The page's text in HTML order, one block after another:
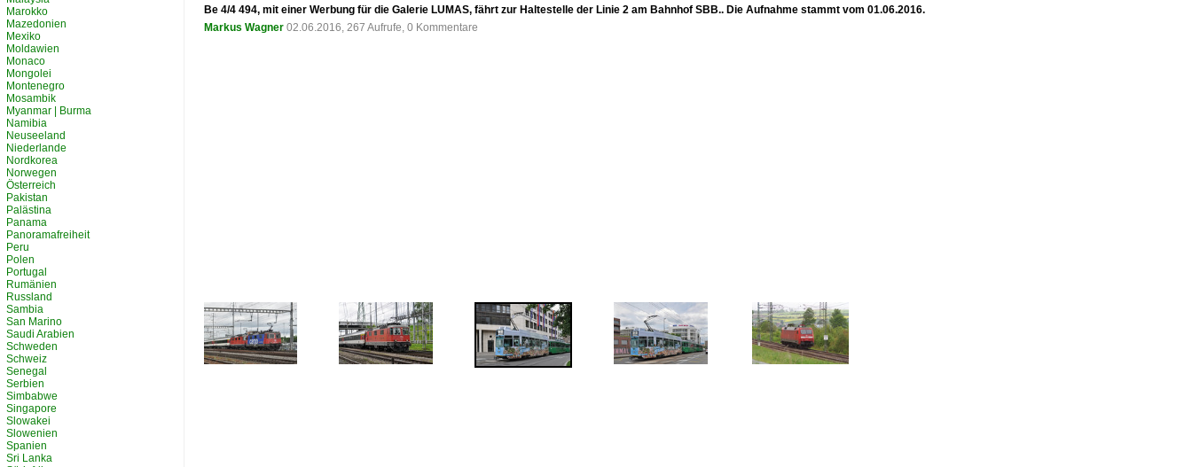
Be 4/4 494, mit einer Werbung für die Galerie LUMAS, fährt zur Haltestelle der Linie 2 am Bahnhof SBB.. Die Aufnahme stammt vom 01.06.2016.
Markus Wagner 02.06.2016, 267 Aufrufe, 0 Kommentare
Marokko
Mazedonien
Mexiko
Moldawien
Monaco
Mongolei
Montenegro
Mosambik
Myanmar | Burma
Namibia
Neuseeland
Niederlande
Nordkorea
Norwegen
Österreich
Pakistan
Palästina
Panama
Panoramafreiheit
Peru
Polen
Portugal
Rumänien
Russland
Sambia
San Marino
Saudi Arabien
Schweden
Schweiz
Senegal
Serbien
Simbabwe
Singapore
Slowakei
Slowenien
Spanien
Sri Lanka